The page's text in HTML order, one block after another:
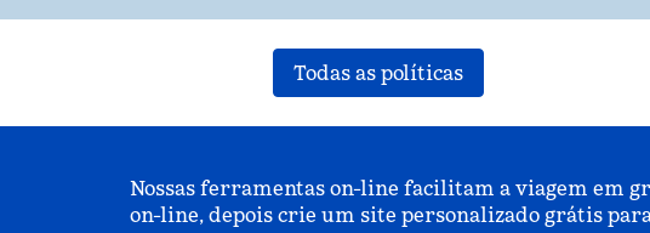
Todas as políticas
Nossas ferramentas on-line facilitam a viagem em
on-line, depois crie um site personalizado grátis